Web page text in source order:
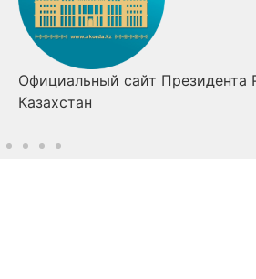
Официальный сайт Президента
Казахстан